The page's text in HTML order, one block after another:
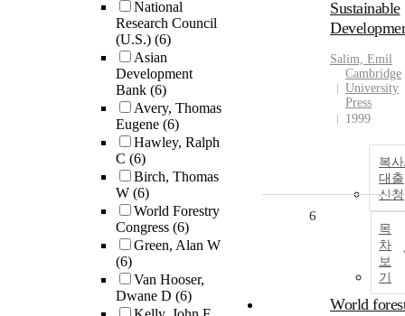
National
Research Council
(U.S.) (6)
Asian
Development
Bank (6)
Avery, Thomas
Eugene (6)
Hawley, Ralph
C (6)
Birch, Thomas
W (6)
World Forestry
Congress (6)
Green, Alan W
(6)
Van Hooser,
Dwane D (6)
Sustainable
Salim, Emil
Cambridge
University
Press
1999
복
대출
신청
목
차
보
기
6
World